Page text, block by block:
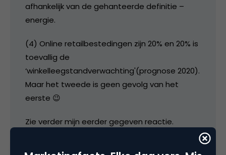
afhankelijk van de gehanteerde definitie –
energie.
(4) Online retailbestedingen zijn 20% en 20% is
toevallig de
‘winkelleegstandverwachting'(prognose 2020).
Maar het tweede is geen gevolg van het
eerste 😉
Zie verder mijn eerder gegeven reactie.